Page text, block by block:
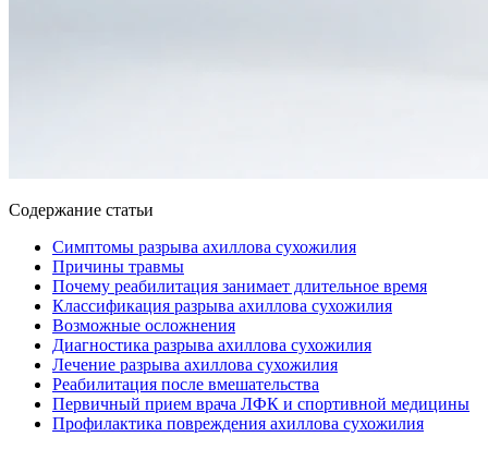
Содержание статьи
Симптомы разрыва ахиллова сухожилия
Причины травмы
Почему реабилитация занимает длительное время
Классификация разрыва ахиллова сухожилия
Возможные осложнения
Диагностика разрыва ахиллова сухожилия
Лечение разрыва ахиллова сухожилия
Реабилитация после вмешательства
Первичный прием врача ЛФК и спортивной медицины
Профилактика повреждения ахиллова сухожилия